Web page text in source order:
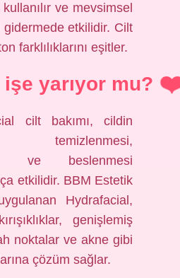
ve mevsimsel
etkilidir. Cilt
farklılıklarını eşitler.
yarıyor mu?
cilt bakımı, cildin
temizlenmesi,
ve beslenmesi
etkilidir. BBM Estetik
Hydrafacial,
genişlemiş
noktalar ve akne gibi
çözüm sağlar.